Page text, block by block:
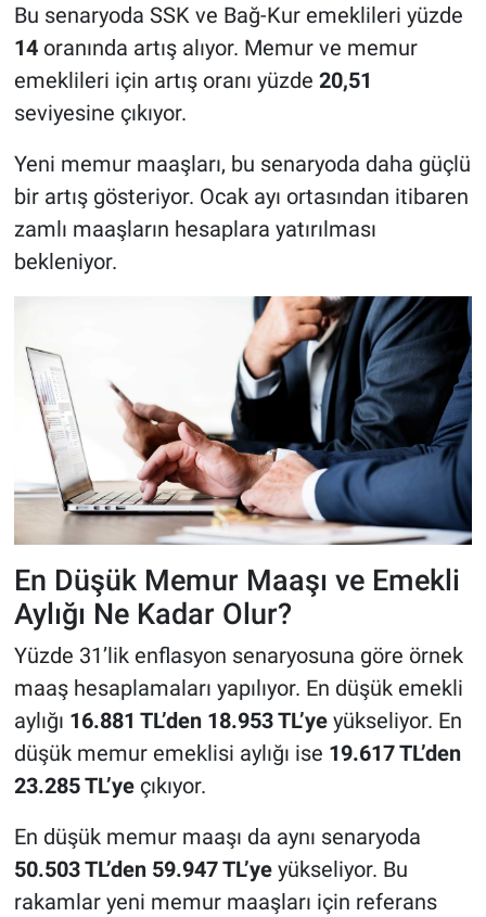
Bu senaryoda SSK ve Bağ-Kur emeklileri yüzde
14oranında artış alıyor. Memur ve memur
emeklileri için artış oranı yüzde 20,51
seviyesine çıkıyor.
Yeni memur maaşları, bu senaryoda daha güçlü
bir artış gösteriyor. Ocak ayı ortasından itibaren
zamlı maaşların hesaplara yatırılması
bekleniyor.
En Düşük Memur Maaşı ve Emekli
Aylığı Ne Kadar Olur?
Yüzde 31’lik enflasyon senaryosuna göre örnek
maaş hesaplamaları yapılıyor. En düşük emekli
aylığı 16.881 TL’den 18.953 TL’yeyükseliyor. En
düşük memur emeklisi aylığı ise 19.617 TL’den
23.285 TL’yeçıkıyor.
En düşük memur maaşı da aynı senaryoda
50.503 TL’den 59.947 TL’yeyükseliyor. Bu
rakamlar yeni memur maaşları için referans